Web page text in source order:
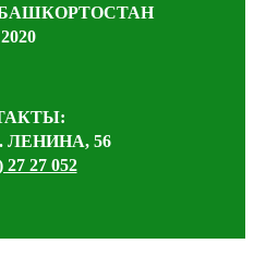
ЛЕНИНА, 56
27 27 052